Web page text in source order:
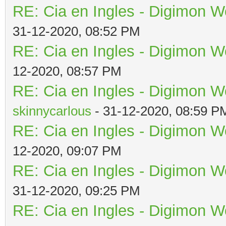
RE: Cia en Ingles - Digimon
31-12-2020, 08:52 PM
RE: Cia en Ingles - Digimon
12-2020, 08:57 PM
RE: Cia en Ingles - Digimon
skinnycarlous - 31-12-2020, 08:59
RE: Cia en Ingles - Digimon
12-2020, 09:07 PM
RE: Cia en Ingles - Digimon
31-12-2020, 09:25 PM
RE: Cia en Ingles - Digimon